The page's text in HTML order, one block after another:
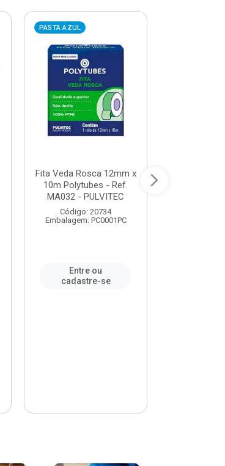
PASTA AZUL
Fita Veda Rosca 12mm x
10m Polytubes - Ref.
MA032 - PULVITEC
Código: 20734
Embalagem: PC0001PC
Entre ou
cadastre-se